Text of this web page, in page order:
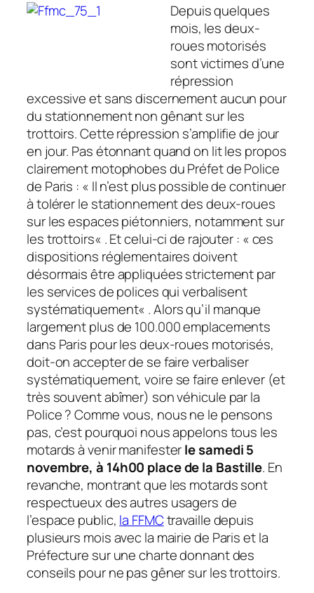
Depuis quelques
mois, les deux-
roues motorisés
sont victimes d’une
répression
excessive et sans discernement aucun pour
du stationnement non gênant sur les
trottoirs. Cette répression s’amplifie de jour
en jour. Pas étonnant quand on lit les propos
clairement motophobes du Préfet de Police
de Paris : « Il n’est plus possible de continuer
à tolérer le stationnement des deux-roues
sur les espaces piétonniers, notamment sur
les trottoirs« . Et celui-ci de rajouter : «ces
dispositions réglementaires doivent
désormais être appliquées strictement par
les services de polices qui verbalisent
systématiquement« . Alors qu’il manque
largement plus de 100.000 emplacements
dans Paris pour les deux-roues motorisés,
doit-on accepter de se faire verbaliser
systématiquement, voire se faire enlever (et
très souvent abîmer) son véhicule par la
Police ? Comme vous, nous ne le pensons
pas, c’est pourquoi nous appelons tous les
motards à venir manifesterle samedi 5
novembre, à 14h00 place de la Bastille. En
revanche, montrant que les motards sont
respectueux des autres usagers de
l’espace public, la FFMCtravaille depuis
plusieurs mois avec la mairie de Paris et la
Préfecture sur une charte donnant des
conseils pour ne pas gêner sur les trottoirs.